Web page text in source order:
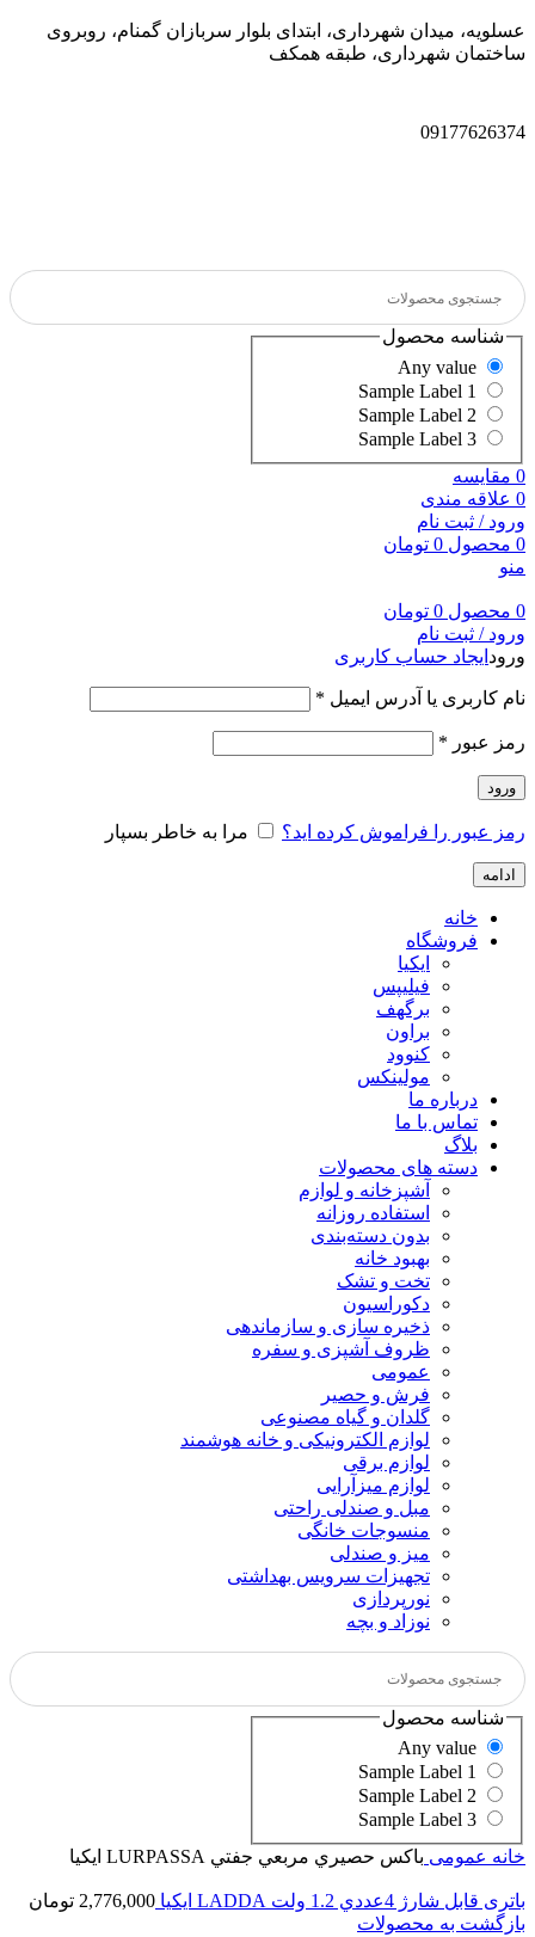
عسلویه، میدان شهرداری، ابتدای بلوار سربازان گمنام، روبروی
ساختمان شهرداری، طبقه همکف
09177626374
شناسه محصول
0 مقایسه
0 علاقه مندی
ورود / ثبت نام
0 محصول 0 تومان
منو
0 محصول 0 تومان
ورود / ثبت نام
ورود ایجاد حساب کاربری
نام کاربری یا آدرس ایمیل *
رمز عبور *
ورود
رمز عبور را فراموش کرده اید؟ مرا به خاطر بسپار
ادامه
خانه
فروشگاه
ایکیا
فیلیپس
برگهف
براون
کنوود
مولینکس
درباره ما
تماس با ما
بلاگ
دسته های محصولات
آشپزخانه و لوازم
استفاده روزانه
بدون دسته‌بندی
بهبود خانه
تخت و تشک
دکوراسیون
ذخیره سازی و سازماندهی
ظروف آشپزی و سفره
عمومی
فرش و حصیر
گلدان و گیاه مصنوعی
لوازم الکترونیکی و خانه هوشمند
لوازم برقی
لوازم میزآرایی
مبل و صندلی راحتی
منسوجات خانگی
میز و صندلی
تجهیزات سرویس بهداشتی
نورپردازی
نوزاد و بچه
شناسه محصول
خانه عمومی باكس حصيري مربعي جفتي LURPASSA ايكيا
باتری قابل شارژ 4عددي 1.2 ولت LADDA ايكيا 2,776,000 تومان
بازگشت به محصولات